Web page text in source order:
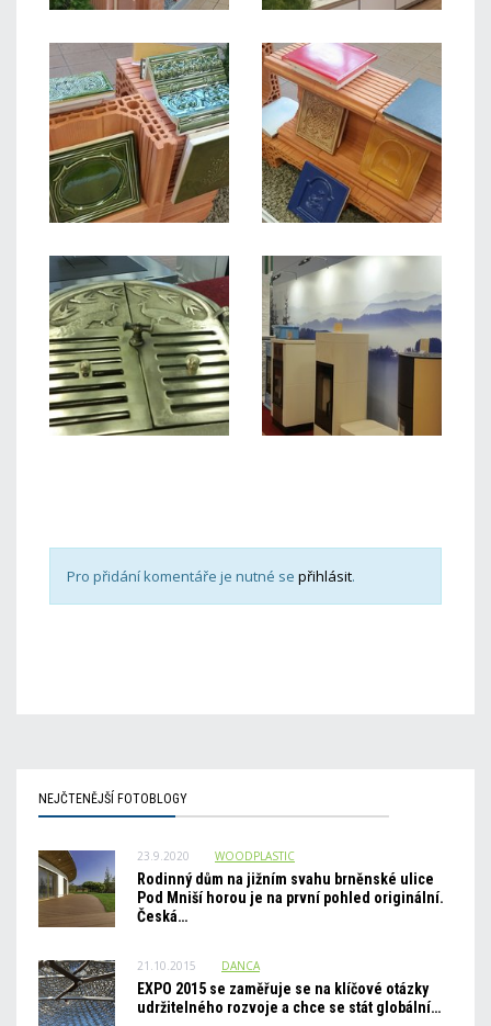
Pro přidání komentáře je nutné se přihlásit.
NEJČTENĚJŠÍ FOTOBLOGY
23.9.2020 WOODPLASTIC
Rodinný dům na jižním svahu brněnské ulice
Pod Mniší horou je na první pohled originální.
Česká…
21.10.2015 DANCA
EXPO 2015 se zaměřuje se na klíčové otázky
udržitelného rozvoje a chce se stát globální…